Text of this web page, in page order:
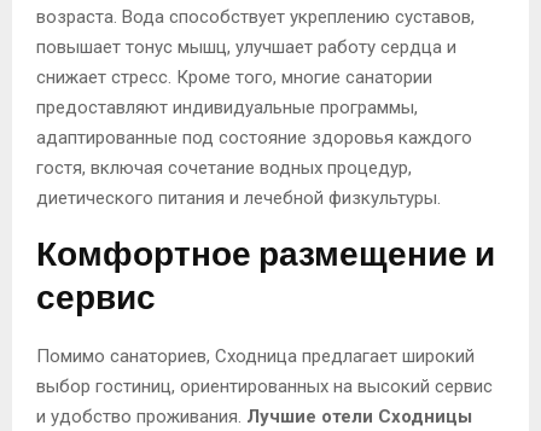
возраста. Вода способствует укреплению суставов,
повышает тонус мышц, улучшает работу сердца и
снижает стресс. Кроме того, многие санатории
предоставляют индивидуальные программы,
адаптированные под состояние здоровья каждого
гостя, включая сочетание водных процедур,
диетического питания и лечебной физкультуры.
Комфортное размещение и
сервис
Помимо санаториев, Сходница предлагает широкий
выбор гостиниц, ориентированных на высокий сервис
и удобство проживания. Лучшие отели Сходницы